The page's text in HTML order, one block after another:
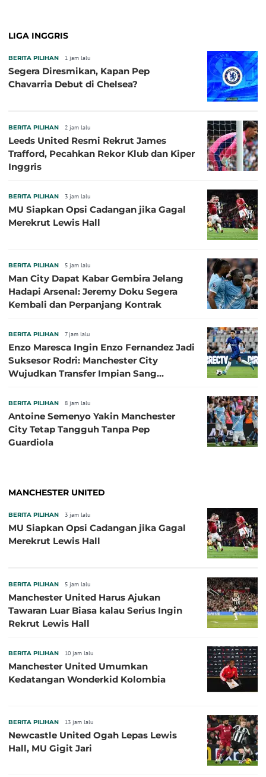
LIGA INGGRIS
BERITA PILIHAN 1 jam lalu
Segera Diresmikan, Kapan Pep
Chavarria Debut di Chelsea?
BERITA PILIHAN 2 jam lalu
Leeds United Resmi Rekrut James
Trafford, Pecahkan Rekor Klub dan Kiper
Inggris
BERITA PILIHAN 3 jam lalu
MU Siapkan Opsi Cadangan jika Gagal
Merekrut Lewis Hall
BERITA PILIHAN 5 jam lalu
Man City Dapat Kabar Gembira Jelang
Hadapi Arsenal: Jeremy Doku Segera
Kembali dan Perpanjang Kontrak
BERITA PILIHAN 7 jam lalu
Enzo Maresca Ingin Enzo Fernandez Jadi
Suksesor Rodri: Manchester City
Wujudkan Transfer Impian Sang
BERITA PILIHAN 8 jam lalu
Antoine Semenyo Yakin Manchester
City Tetap Tangguh Tanpa Pep
Guardiola
MANCHESTER UNITED
BERITA PILIHAN 3 jam lalu
MU Siapkan Opsi Cadangan jika Gagal
Merekrut Lewis Hall
BERITA PILIHAN 5 jam lalu
Manchester United Harus Ajukan
Tawaran Luar Biasa kalau Serius Ingin
Rekrut Lewis Hall
BERITA PILIHAN 10 jam lalu
Manchester United Umumkan
Kedatangan Wonderkid Kolombia
BERITA PILIHAN 13 jam lalu
Newcastle United Ogah Lepas Lewis
Hall, MU Gigit Jari